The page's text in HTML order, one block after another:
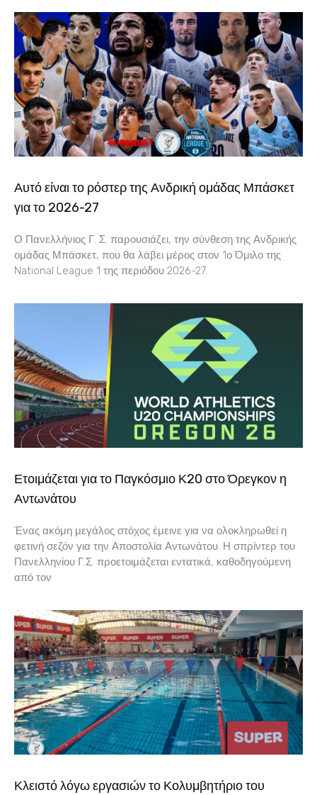
Αυτό είναι το ρόστερ της Ανδρική ομάδας Μπάσκετ
για το 2026-27
Ο Πανελλήνιος Γ. Σ. παρουσιάζει, την σύνθεση της Ανδρικής
ομάδας Μπάσκετ, που θα λάβει μέρος στον 1ο Όμιλο της
National League 1 της περιόδου 2026-27.
Ετοιμάζεται για το Παγκόσμιο Κ20 στο Όρεγκον η
Αντωνάτου
Ένας ακόμη μεγάλος στόχος έμεινε για να ολοκληρωθεί η
φετινή σεζόν για την Αποστολία Αντωνάτου. Η σπρίντερ του
Πανελληνίου Γ.Σ. προετοιμάζεται εντατικά, καθοδηγούμενη
από τον
Κλειστό λόγω εργασιών το Κολυμβητήριο του